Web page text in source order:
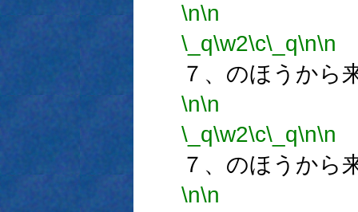
\n\n
\_q\w2\c\_q\n\n
７、のほうから
\n\n
\_q\w2\c\_q\n\n
７、のほうから
\n\n